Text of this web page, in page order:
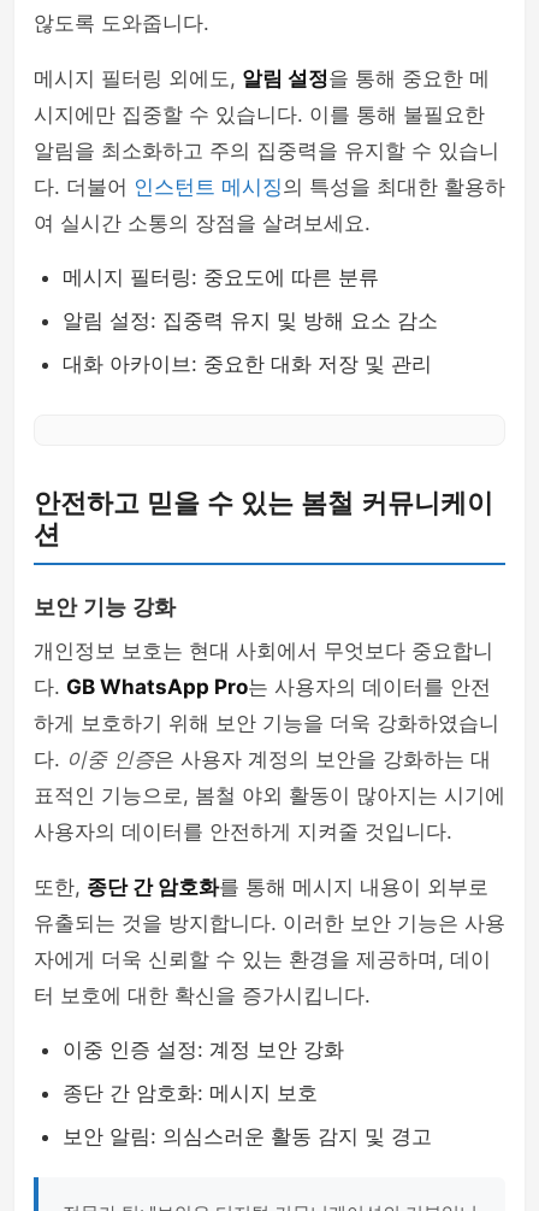
않도록 도와줍니다.
메시지 필터링 외에도, 알림 설정을 통해 중요한 메
시지에만 집중할 수 있습니다. 이를 통해 불필요한
알림을 최소화하고 주의 집중력을 유지할 수 있습니
다. 더불어 인스턴트 메시징의 특성을 최대한 활용하
여 실시간 소통의 장점을 살려보세요.
메시지 필터링: 중요도에 따른 분류
알림 설정: 집중력 유지 및 방해 요소 감소
대화 아카이브: 중요한 대화 저장 및 관리
안전하고 믿을 수 있는 봄철 커뮤니케이
션
보안 기능 강화
개인정보 보호는 현대 사회에서 무엇보다 중요합니
다. GB WhatsApp Pro는 사용자의 데이터를 안전
하게 보호하기 위해 보안 기능을 더욱 강화하였습니
다. 이중 인증은 사용자 계정의 보안을 강화하는 대
표적인 기능으로, 봄철 야외 활동이 많아지는 시기에
사용자의 데이터를 안전하게 지켜줄 것입니다.
또한, 종단 간 암호화를 통해 메시지 내용이 외부로
유출되는 것을 방지합니다. 이러한 보안 기능은 사용
자에게 더욱 신뢰할 수 있는 환경을 제공하며, 데이
터 보호에 대한 확신을 증가시킵니다.
이중 인증 설정: 계정 보안 강화
종단 간 암호화: 메시지 보호
보안 알림: 의심스러운 활동 감지 및 경고